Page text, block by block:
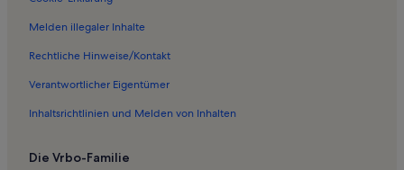
Ferienwohnungen in El Tanque
Ferienwohnungen in San Juan del Reparo
Ferienwohnungen in Windhöhle
Ferienwohnungen in Buen Paso
Ferienwohnungen und Apartments in Strand von Los Roques
Melden illegaler Inhalte
Rechtliche Hinweise/Kontakt
Verantwortlicher Eigentümer
Inhaltsrichtlinien und Melden von Inhalten
Die Vrbo-Familie